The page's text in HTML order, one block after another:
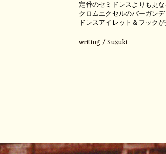
定番のセミドレスよりも更
クロムエクセルのバーガン
ドレスアイレット＆フックが
writing / Suzuki